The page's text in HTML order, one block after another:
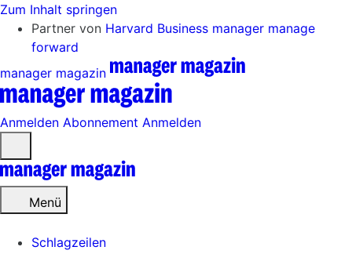
Zum Inhalt springen
Partner von Harvard Business manager manage
forward
manager magazin
Anmelden Abonnement Anmelden
öffnen
Menü
Schlagzeilen